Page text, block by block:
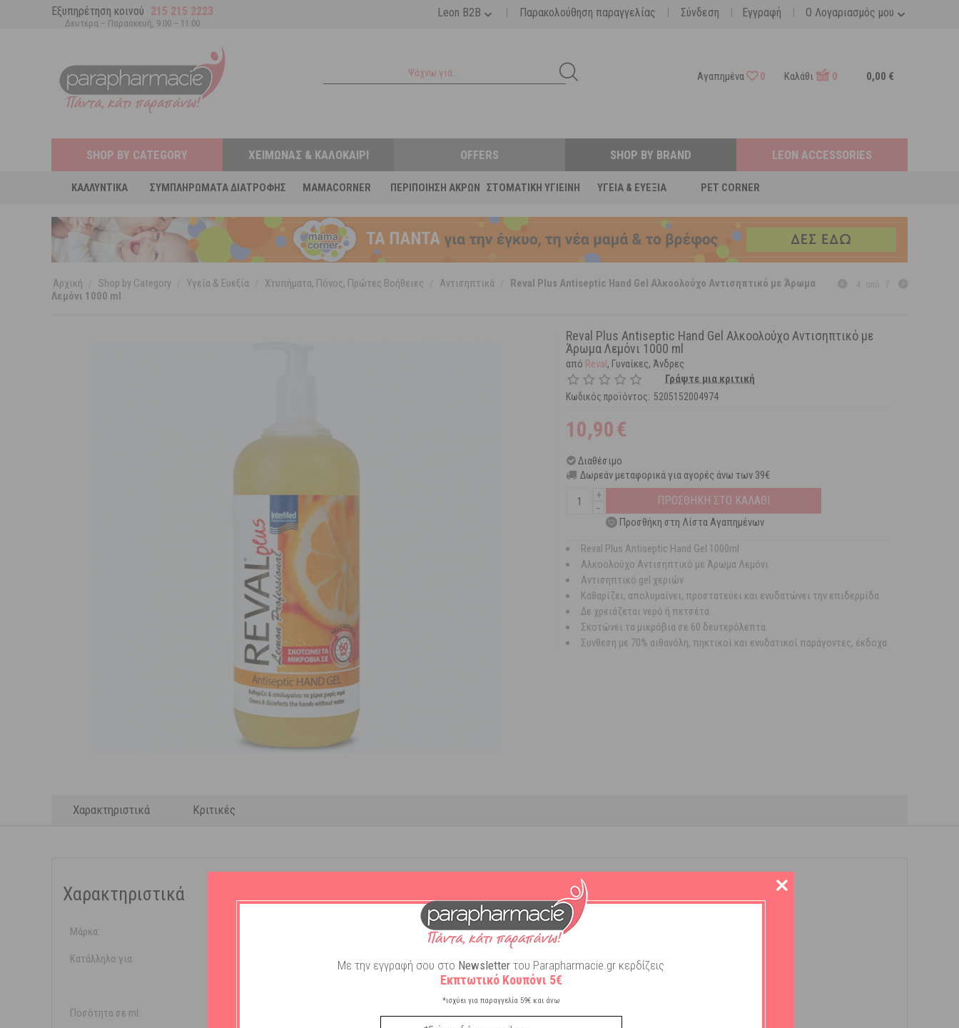
Εξυπηρέτηση κοινού 215 215 2223
Δευτέρα – Παρασκευή, 9:00 – 11:00
Ο Λογαριασμός μου
Leon B2B | Παρακολούθηση παραγγελίας | Σύνδεση | Εγγραφή |
Αγαπημένα 0 Καλάθι 0 0,00 €
SHOP BY CATEGORY
ΚΑΛΛΥΝΤΙΚΆ ΣΥΜΠΛΗΡΏΜΑΤΑ ΔΙΑΤΡΟΦΉΣ MAMACORNER ΠΕΡΙΠΟΊΗΣΗ ΆΚΡΩΝ ΣΤΟΜΑΤΙΚΉ ΥΓΙΕΙΝΉ ΥΓΕΊΑ & ΕΥΕΞΊΑ PET CORNER
ΧΕΙΜΏΝΑΣ & ΚΑΛΟΚΑΊΡΙ OFFERS SHOP BY BRAND LEON ACCESSORIES
Αρχική Shop by Category Υγεία & Ευεξία Χτυπήματα, Πόνος, Πρώτες Βοήθειες Αντισηπτικά
Reval Plus Antiseptic Hand Gel Αλκοολούχο Αντισηπτικό με Άρωμα
Λεμόνι 1000 ml
Reval Plus Antiseptic Hand Gel Αλκοολούχο Αντισηπτικό με
Άρωμα Λεμόνι 1000 ml
από Reval, Γυναίκες, Άνδρες
Γράψτε μια κριτική
Κωδικός προϊόντος: 5205152004974
10,90€
Διαθέσιμο
Δωρεάν μεταφορικά για αγορές άνω των 39€
+
−
ΠΡΟΣΘΗΚΗ ΣΤΟ ΚΑΛΑΘΙ
Προσθήκη στη Λίστα Αγαπημένων
Reval Plus Antiseptic Hand Gel 1000ml
Αλκοολούχο Αντισηπτικό με Άρωμα Λεμόνι
Αντισηπτικό gel χεριών
Καθαρίζει, απολυμαίνει, προστατεύει και ενυδατώνει την επιδερμίδα
Δε χρειάζεται νερό ή πετσέτα
Σκοτώνει τα μικρόβια σε 60 δευτερόλεπτα
Συνθεση με 70% αιθανόλη, πηκτικοί και ενυδατικοί παράγοντες, έκδοχα
Χαρακτηριστικά Κριτικές
Χαρακτηριστικά
Μάρκα:
Κατάλληλο για:
Ποσότητα σε ml:
Με την εγγραφή σου στο Newsletter του Parapharmacie.gr κερδίζεις
Εκπτωτικό Κουπόνι 5€
*ισχύει για παραγγελία 59€ και άνω